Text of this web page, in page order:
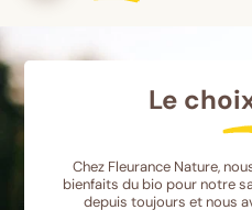
Le
Chez Fleurance Nature,
bienfaits du bio pour notre
depuis toujours et nous